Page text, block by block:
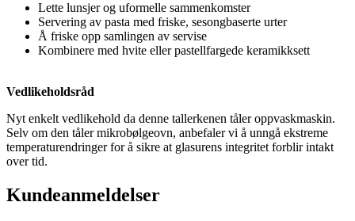
Lette lunsjer og uformelle sammenkomster
Servering av pasta med friske, sesongbaserte urter
Å friske opp samlingen av servise
Kombinere med hvite eller pastellfargede keramikksett
Vedlikeholdsråd
Nyt enkelt vedlikehold da denne tallerkenen tåler oppvaskmaskin.
Selv om den tåler mikrobølgeovn, anbefaler vi å unngå ekstreme
temperaturendringer for å sikre at glasurens integritet forblir intakt
over tid.
Kundeanmeldelser